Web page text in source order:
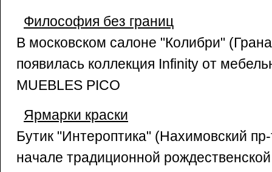
Философия без границ
В московском салоне "Колибри"
появилась коллекция Infinity от
MUEBLES PICO
Ярмарки краски
Бутик "Интероптика" (Нахимовский
начале традиционной